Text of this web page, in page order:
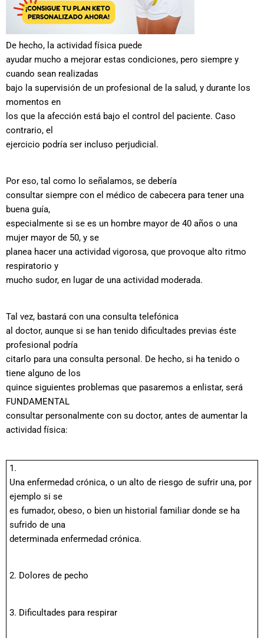
De hecho, la actividad física puede
ayudar mucho a mejorar estas condiciones, pero siempre y
cuando sean realizadas
bajo la supervisión de un profesional de la salud, y durante los
momentos en
los que la afección está bajo el control del paciente. Caso
contrario, el
ejercicio podría ser incluso perjudicial.
Por eso, tal como lo señalamos, se debería
consultar siempre con el médico de cabecera para tener una
buena guía,
especialmente si se es un hombre mayor de 40 años o una
mujer mayor de 50, y se
planea hacer una actividad vigorosa, que provoque alto ritmo
respiratorio y
mucho sudor, en lugar de una actividad moderada.
Tal vez, bastará con una consulta telefónica
al doctor, aunque si se han tenido dificultades previas éste
profesional podría
citarlo para una consulta personal. De hecho, si ha tenido o
tiene alguno de los
quince siguientes problemas que pasaremos a enlistar, será
FUNDAMENTAL
consultar personalmente con su doctor, antes de aumentar la
actividad física:
1.
Una enfermedad crónica, o un alto de riesgo de sufrir una, por
ejemplo si se
es fumador, obeso, o bien un historial familiar donde se ha
sufrido de una
determinada enfermedad crónica.
2. Dolores de pecho
3. Dificultades para respirar